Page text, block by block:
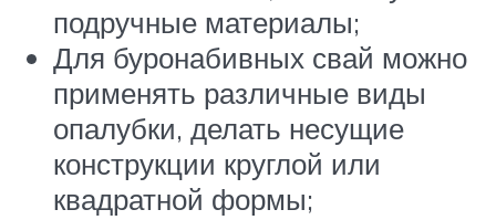
подручные материалы;
Для буронабивных свай можно
применять различные виды
опалубки, делать несущие
конструкции круглой или
квадратной формы;